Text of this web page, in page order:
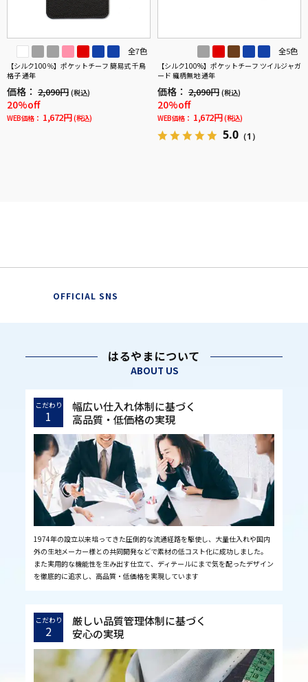
全7色
【シルク100％】ポケットチーフ 簡易式 千鳥
格子 通年
価格： 2,090円 (税込)
20%off
WEB価格： 1,672円 (税込)
全5色
【シルク100%】ポケットチーフ ツイルジャガ
ード 織柄無地 通年
価格： 2,090円 (税込)
20%off
WEB価格： 1,672円 (税込)
5.0 （1）
OFFICIAL SNS
はるやまについて
ABOUT US
こだわり
1
幅広い仕入れ体制に基づく
高品質・低価格の実現
1974年の設立以来培ってきた圧倒的な流通経路を駆使し、大量仕入れや国内
外の生地メーカー様との共同開発などで素材の低コスト化に成功しました。
また実用的な機能性を生み出す仕立て、ディテールにまで気を配ったデザイン
を徹底的に追求し、高品質・低価格を実現しています
こだわり
2
厳しい品質管理体制に基づく
安心の実現